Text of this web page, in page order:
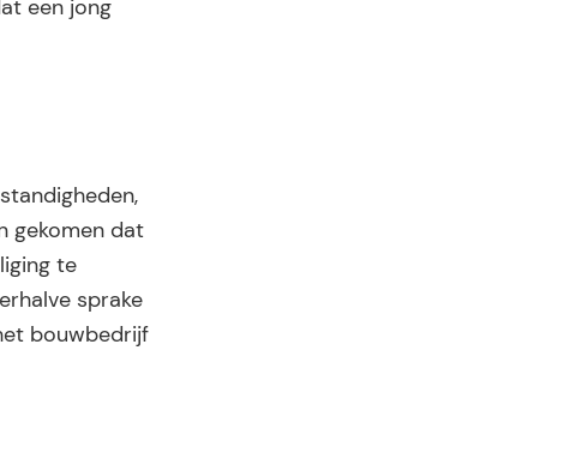
een jong
gekomen dat
te
sprake
bouwbedrijf